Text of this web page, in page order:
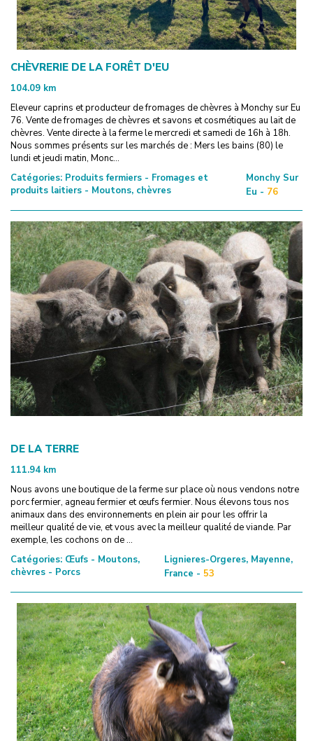
CHÈVRERIE DE LA FORÊT D'EU
104.09 km
Eleveur caprins et producteur de fromages de chèvres à Monchy sur Eu
76. Vente de fromages de chèvres et savons et cosmétiques au lait de
chèvres. Vente directe à la ferme le mercredi et samedi de 16h à 18h.
Nous sommes présents sur les marchés de : Mers les bains (80) le
lundi et jeudi matin, Monc...
Catégories: Produits fermiers - Fromages et
produits laitiers - Moutons, chèvres
Monchy Sur
Eu - 76
DE LA TERRE
111.94 km
Nous avons une boutique de la ferme sur place où nous vendons notre
porc fermier, agneau fermier et œufs fermier. Nous élevons tous nos
animaux dans des environnements en plein air pour les offrir la
meilleur qualité de vie, et vous avec la meilleur qualité de viande. Par
exemple, les cochons on de ...
Catégories: Œufs - Moutons,
chèvres - Porcs
Lignieres-Orgeres, Mayenne,
France - 53